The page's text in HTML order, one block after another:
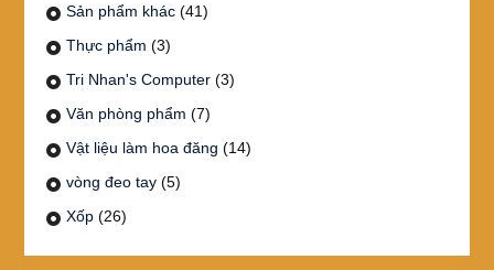
Sản phẩm khác (41)
Thực phẩm (3)
Tri Nhan's Computer (3)
Văn phòng phẩm (7)
Vật liệu làm hoa đăng (14)
vòng đeo tay (5)
Xốp (26)